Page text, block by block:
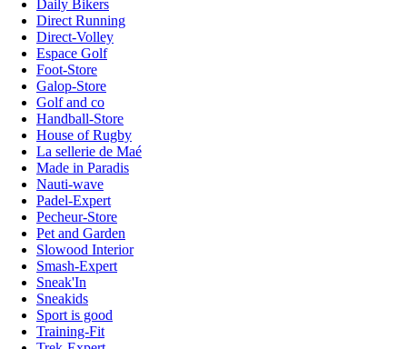
Daily Bikers
Direct Running
Direct-Volley
Espace Golf
Foot-Store
Galop-Store
Golf and co
Handball-Store
House of Rugby
La sellerie de Maé
Made in Paradis
Nauti-wave
Padel-Expert
Pecheur-Store
Pet and Garden
Slowood Interior
Smash-Expert
Sneak'In
Sneakids
Sport is good
Training-Fit